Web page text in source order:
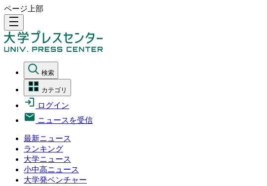
ページ上部
density_medium
検索
カテゴリ
ログイン
ニュースを受信
最新ニュース
ランキング
大学ニュース
小中高ニュース
大学発ベンチャー